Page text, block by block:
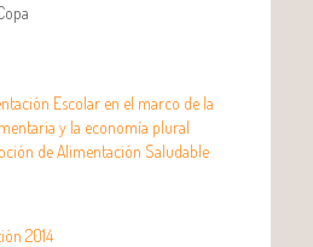
Escolar en el marco de la
y la economía plural
de Alimentación Saludable
2014